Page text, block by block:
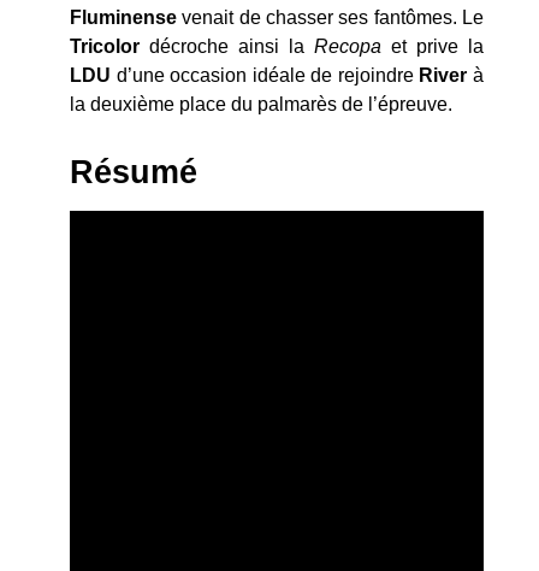
Fluminense venait de chasser ses fantômes. Le
Tricolor décroche ainsi la Recopa et prive la
LDU d’une occasion idéale de rejoindre River à
la deuxième place du palmarès de l’épreuve.
Résumé